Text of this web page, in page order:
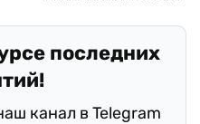
последних
канал в Telegram